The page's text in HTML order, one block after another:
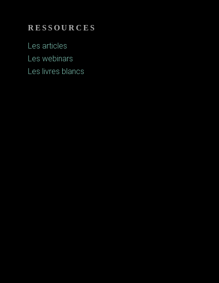
RESSOURCES
Les articles
Les webinars
Les livres blancs